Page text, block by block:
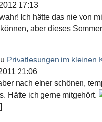
17:13
Ich hätte das nie von
aber dieses
Privatlesungen im kleinen
21:06
nach einer schönen,
Hätte ich gerne mitgehört.